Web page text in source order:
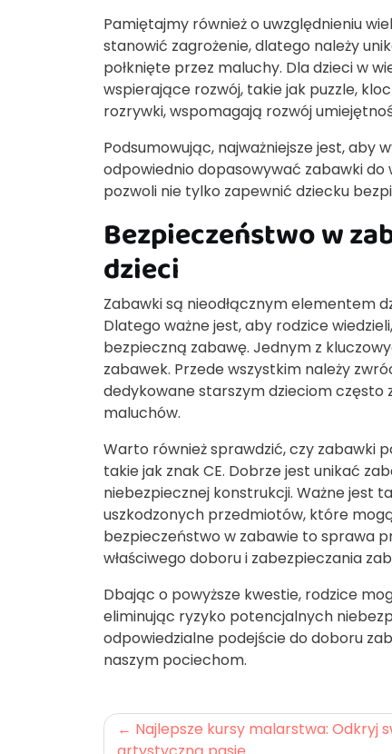
Pamiętajmy również o uwzględnieniu
stanowić zagrożenie, dlatego należy
połknięte przez maluchy. Dla dzieci w
wspierające rozwój, takie jak puzzle,
rozrywki, wspomagają rozwój
Podsumowując, najważniejsze jest, aby
odpowiednio dopasowywać zabawki
pozwoli nie tylko zapewnić dziecku
Bezpieczeństwo w
dzieci
Zabawki są nieodłącznym elementem
Dlatego ważne jest, aby rodzice
bezpieczną zabawę. Jednym z
zabawek. Przede wszystkim należy
dedykowane starszym dzieciom często
maluchów.
Warto również sprawdzić, czy zabawki
takie jak znak CE. Dobrze jest unikać
niebezpiecznej konstrukcji. Ważne jest
uszkodzonych przedmiotów, które
bezpieczeństwo w zabawie to sprawa
właściwego doboru i zabezpieczania
Dbając o powyższe kwestie, rodzice
eliminując ryzyko potencjalnych
odpowiedzialne podejście do doboru
naszym pociechom.
Nawigacja
Najlepsze kursy malarstwa: Odkryj